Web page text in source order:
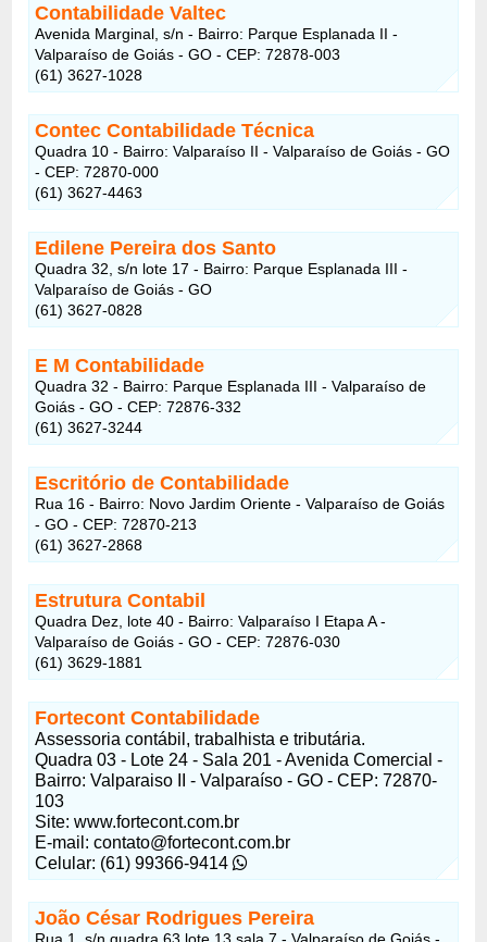
Contabilidade Valtec
Avenida Marginal, s/n - Bairro: Parque Esplanada II -
Valparaíso de Goiás - GO - CEP: 72878-003
(61) 3627-1028
Contec Contabilidade Técnica
Quadra 10 - Bairro: Valparaíso II - Valparaíso de Goiás - GO
- CEP: 72870-000
(61) 3627-4463
Edilene Pereira dos Santo
Quadra 32, s/n lote 17 - Bairro: Parque Esplanada III -
Valparaíso de Goiás - GO
(61) 3627-0828
E M Contabilidade
Quadra 32 - Bairro: Parque Esplanada III - Valparaíso de
Goiás - GO - CEP: 72876-332
(61) 3627-3244
Escritório de Contabilidade
Rua 16 - Bairro: Novo Jardim Oriente - Valparaíso de Goiás
- GO - CEP: 72870-213
(61) 3627-2868
Estrutura Contabil
Quadra Dez, lote 40 - Bairro: Valparaíso I Etapa A -
Valparaíso de Goiás - GO - CEP: 72876-030
(61) 3629-1881
Fortecont Contabilidade
Assessoria contábil, trabalhista e tributária.
Quadra 03 - Lote 24 - Sala 201 - Avenida Comercial -
Bairro: Valparaiso II - Valparaíso - GO - CEP: 72870-
103
Site: www.fortecont.com.br
E-mail: contato@fortecont.com.br
Celular: (61) 99366-9414
João César Rodrigues Pereira
Rua 1, s/n quadra 63 lote 13 sala 7 - Valparaíso de Goiás -